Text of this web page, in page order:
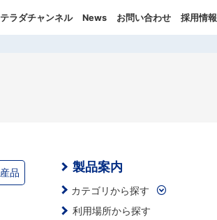
テラダチャンネル News お問い合わせ 採用情報
品 製品案内
カテゴリから探す
利用場所から探す